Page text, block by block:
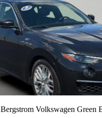
Bergstrom Volkswagen Green